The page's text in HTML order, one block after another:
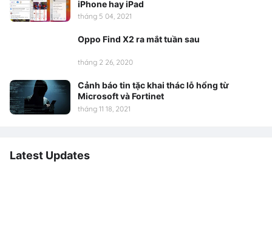
iPhone hay iPad
tháng 5 04, 2021
Oppo Find X2 ra mắt tuần sau
tháng 2 26, 2020
Cảnh báo tin tặc khai thác lỗ hổng từ
Microsoft và Fortinet
tháng 11 18, 2021
Latest Updates